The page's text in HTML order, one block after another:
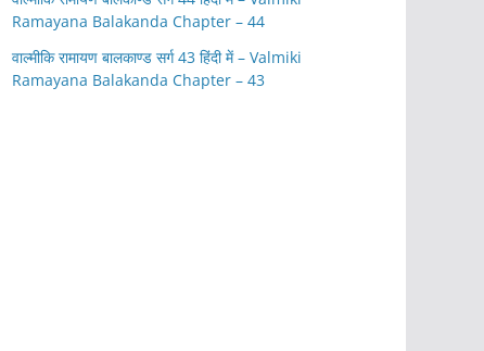
Ramayana Balakanda Chapter – 44
वाल्मीकि रामायण बालकाण्ड सर्ग 43 हिंदी में – Valmiki
Ramayana Balakanda Chapter – 43